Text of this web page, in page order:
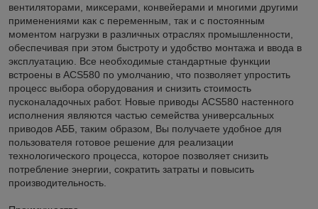
вентиляторами, миксерами, конвейерами и многими другими
применениями как с переменным, так и с постоянным
моментом нагрузки в различных отраслях промышленности,
обеспечивая при этом быстроту и удобство монтажа и ввода в
эксплуатацию. Все необходимые стандартные функции
встроены в ACS580 по умолчанию, что позволяет упростить
процесс выбора оборудования и снизить стоимость
пусконаладочных работ. Новые приводы ACS580 настенного
исполнения являются частью семейства универсальных
приводов АББ, таким образом, Вы получаете удобное для
пользователя готовое решение для реализации
технологического процесса, которое позволяет снизить
потребление энергии, сократить затраты и повысить
производительность.